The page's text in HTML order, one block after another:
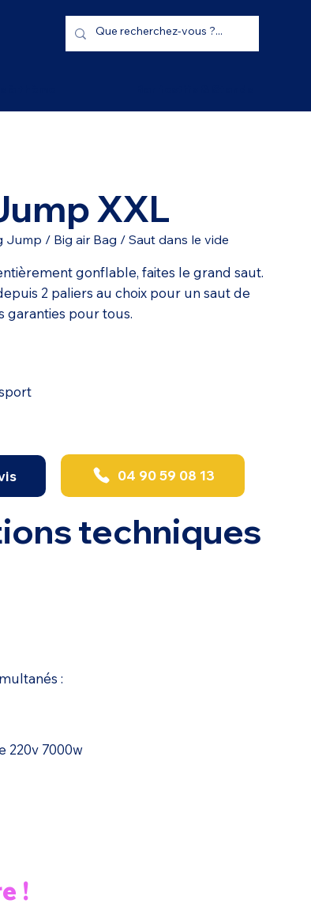
XXL
/ Big air Bag / Saut dans le vide
gonflable, faites le grand saut.
2 paliers au choix pour un saut de
garanties pour tous.
04 90 59 08 13
techniques
:
220v 7000w
!